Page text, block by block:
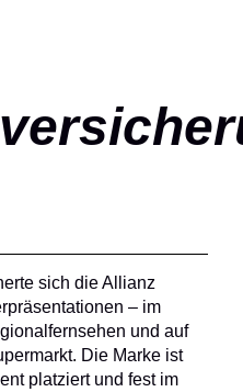
sich die Allianz
– im
und auf
Die Marke ist
platziert und fest im